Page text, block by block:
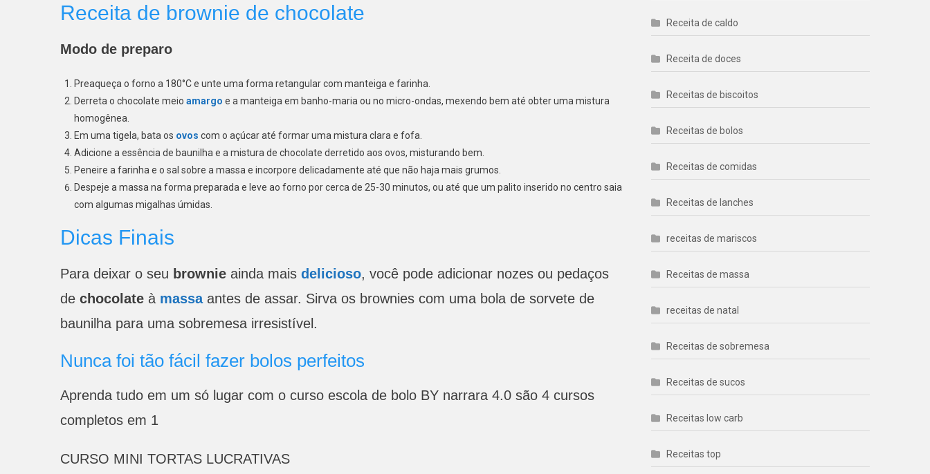
Receita de brownie de chocolate
Modo de preparo
Preaqueça o forno a 180°C e unte uma forma retangular com manteiga e farinha.
Derreta o chocolate meio amargo e a manteiga em banho-maria ou no micro-ondas, mexendo bem até obter uma mistura
homogênea.
Em uma tigela, bata os ovos com o açúcar até formar uma mistura clara e fofa.
Adicione a essência de baunilha e a mistura de chocolate derretido aos ovos, misturando bem.
Peneire a farinha e o sal sobre a massa e incorpore delicadamente até que não haja mais grumos.
Despeje a massa na forma preparada e leve ao forno por cerca de 25-30 minutos, ou até que um palito inserido no centro saia
com algumas migalhas úmidas.
Dicas Finais
Para deixar o seu brownie ainda mais delicioso, você pode adicionar nozes ou pedaços
de chocolate à massaantes de assar. Sirva os brownies com uma bola de sorvete de
baunilha para uma sobremesa irresistível.
Nunca foi tão fácil fazer bolos perfeitos
Aprenda tudo em um só lugar com o curso escola de bolo BY narrara 4.0 são 4 cursos
completos em 1
CURSO MINI TORTAS LUCRATIVAS
Receita de caldo
Receita de doces
Receitas de biscoitos
Receitas de bolos
Receitas de comidas
Receitas de lanches
receitas de mariscos
Receitas de massa
receitas de natal
Receitas de sobremesa
Receitas de sucos
Receitas low carb
Receitas top